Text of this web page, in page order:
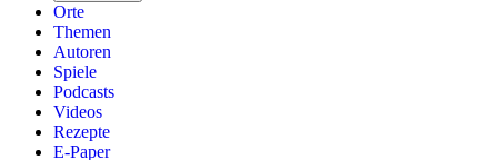
Orte
Themen
Autoren
Spiele
Podcasts
Videos
Rezepte
E-Paper